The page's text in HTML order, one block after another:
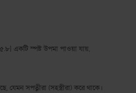
একটি স্পষ্ট উপমা পাওয়া যায়,
সপত্নীরা (সহস্ত্রীরা) করে থাকে।